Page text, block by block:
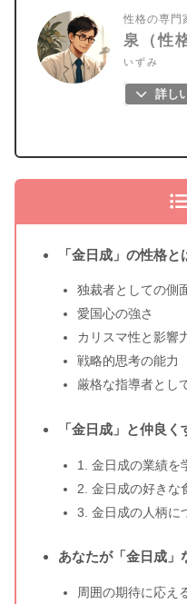
性格の専門
泉（性
いずみ
詳し
「金日成」の性格と
独裁者としての側
愛国心の強さ
カリスマ性と影響
戦略的思考の能力
厳格な指導者とし
「金日成」と仲良く
1. 金日成の業績を
2. 金日成の好きな
3. 金日成の人柄に
あなたが「金日成」
周囲の期待に応え